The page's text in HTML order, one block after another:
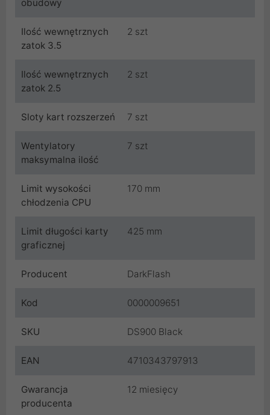
obudowy
Ilość wewnętrznych
zatok 3.5
2 szt
Ilość wewnętrznych
zatok 2.5
2 szt
Sloty kart rozszerzeń 7 szt
Wentylatory
maksymalna ilość
7 szt
Limit wysokości
chłodzenia CPU
170 mm
Limit długości karty
graficznej
425 mm
Producent DarkFlash
Kod 0000009651
SKU DS900 Black
EAN 4710343797913
Gwarancja
producenta
12 miesięcy